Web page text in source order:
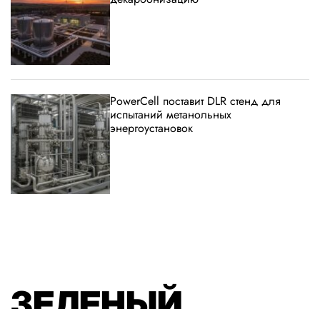
PowerCell поставит DLR стенд для
испытаний метанольных
энергоустановок